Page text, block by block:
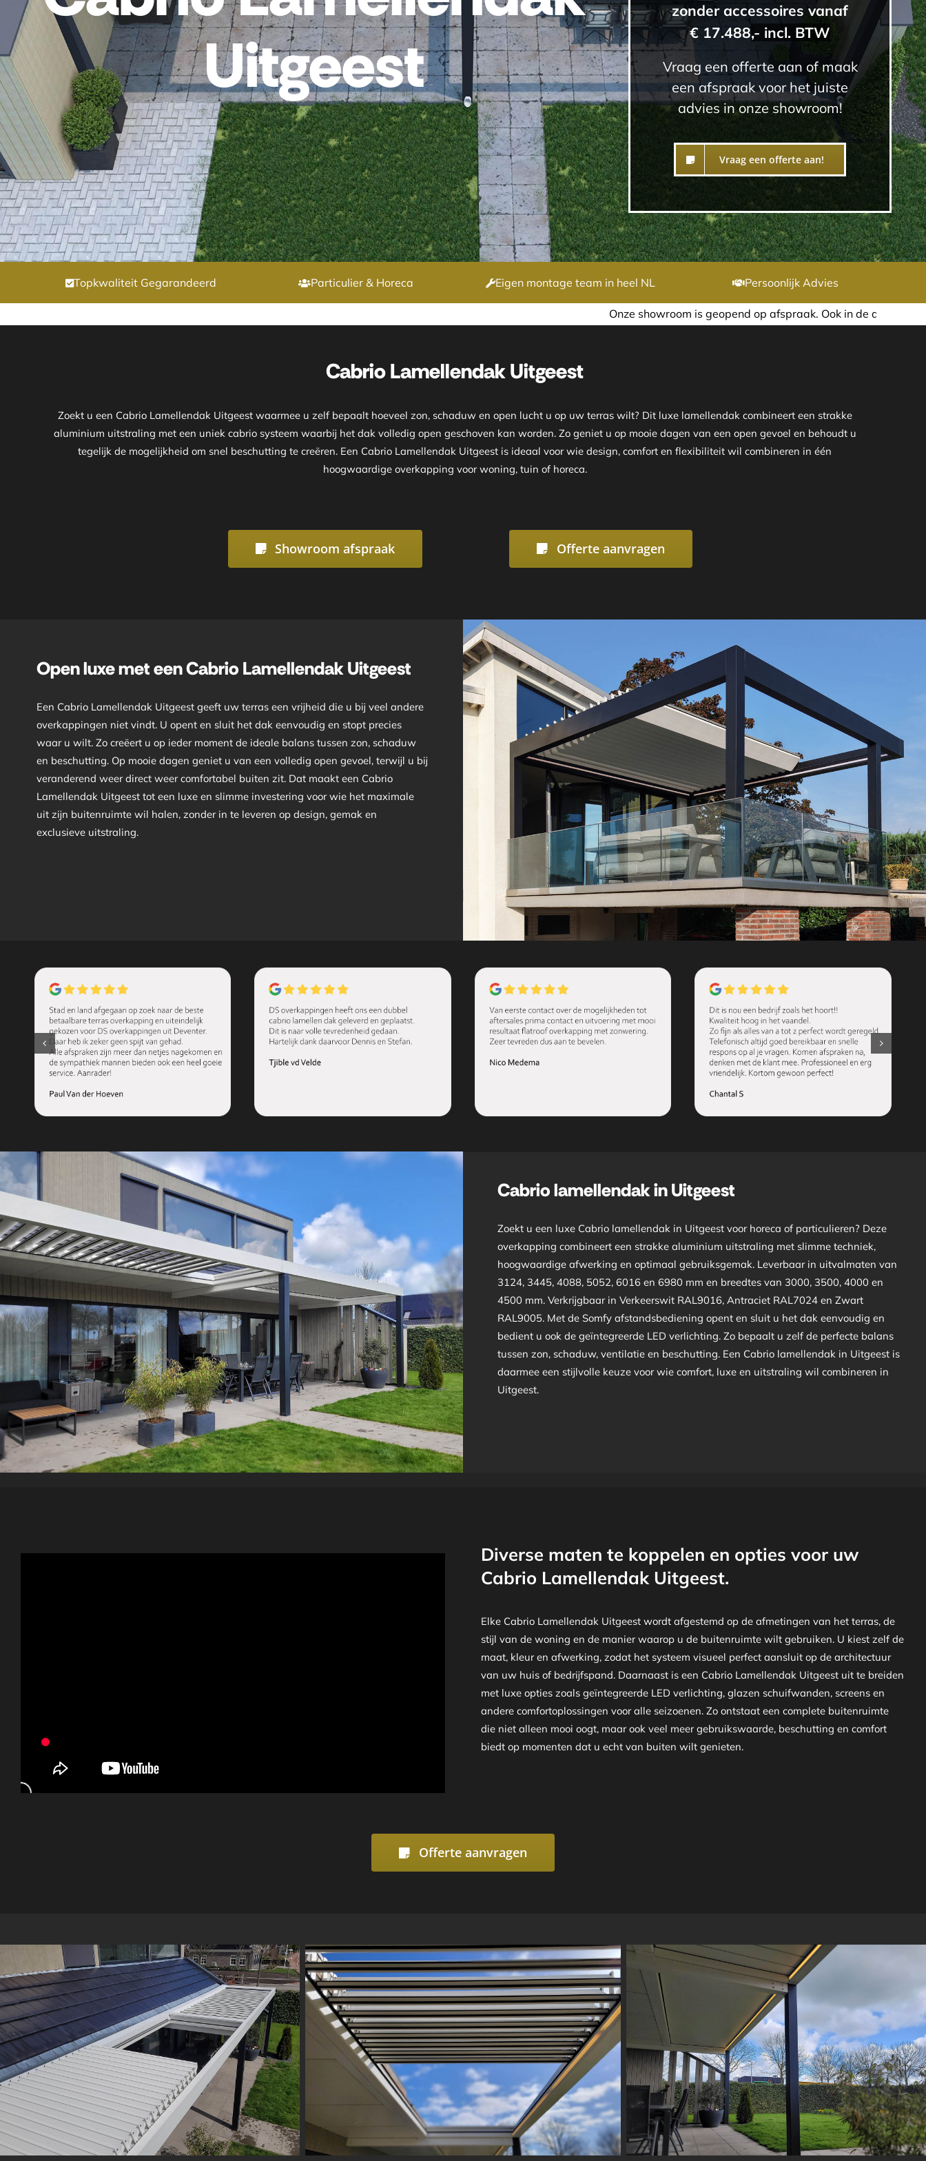
Uitgeest
zonder accessoires vanaf
€ 17.488,- incl. BTW
Vraag een offerte aan of maak
een afspraak voor het juiste
advies in onze showroom!
Vraag een offerte aan!
Topkwaliteit Gegarandeerd Particulier & Horeca Eigen montage team in heel NL Persoonlijk Advies
Onze showroom is geopend op afspraak. Ook in de avond of in het weekend nemen wij graag
Cabrio Lamellendak Uitgeest
Zoekt u een Cabrio Lamellendak Uitgeest waarmee u zelf bepaalt hoeveel zon, schaduw en open lucht u op uw terras wilt? Dit luxe lamellendak combineert een strakke
aluminium uitstraling met een uniek cabrio systeem waarbij het dak volledig open geschoven kan worden. Zo geniet u op mooie dagen van een open gevoel en behoudt u
tegelijk de mogelijkheid om snel beschutting te creëren. Een Cabrio Lamellendak Uitgeest is ideaal voor wie design, comfort en flexibiliteit wil combineren in één
hoogwaardige overkapping voor woning, tuin of horeca.
Showroom afspraak Offerte aanvragen
Open luxe met een Cabrio Lamellendak Uitgeest
Een Cabrio Lamellendak Uitgeest geeft uw terras een vrijheid die u bij veel andere
overkappingen niet vindt. U opent en sluit het dak eenvoudig en stopt precies
waar u wilt. Zo creëert u op ieder moment de ideale balans tussen zon, schaduw
en beschutting. Op mooie dagen geniet u van een volledig open gevoel, terwijl u bij
veranderend weer direct weer comfortabel buiten zit. Dat maakt een Cabrio
Lamellendak Uitgeest tot een luxe en slimme investering voor wie het maximale
uit zijn buitenruimte wil halen, zonder in te leveren op design, gemak en
exclusieve uitstraling.
Cabrio lamellendak in Uitgeest
Zoekt u een luxe Cabrio lamellendak in Uitgeest voor horeca of particulieren? Deze
overkapping combineert een strakke aluminium uitstraling met slimme techniek,
hoogwaardige afwerking en optimaal gebruiksgemak. Leverbaar in uitvalmaten van
3124, 3445, 4088, 5052, 6016 en 6980 mm en breedtes van 3000, 3500, 4000 en
4500 mm. Verkrijgbaar in Verkeerswit RAL9016, Antraciet RAL7024 en Zwart
RAL9005. Met de Somfy afstandsbediening opent en sluit u het dak eenvoudig en
bedient u ook de geïntegreerde LED verlichting. Zo bepaalt u zelf de perfecte balans
tussen zon, schaduw, ventilatie en beschutting. Een Cabrio lamellendak in Uitgeest is
daarmee een stijlvolle keuze voor wie comfort, luxe en uitstraling wil combineren in
Uitgeest.
Diverse maten te koppelen en opties voor uw
Cabrio Lamellendak Uitgeest.
Elke Cabrio Lamellendak Uitgeest wordt afgestemd op de afmetingen van het terras, de
stijl van de woning en de manier waarop u de buitenruimte wilt gebruiken. U kiest zelf de
maat, kleur en afwerking, zodat het systeem visueel perfect aansluit op de architectuur
van uw huis of bedrijfspand. Daarnaast is een Cabrio Lamellendak Uitgeest uit te breiden
met luxe opties zoals geïntegreerde LED verlichting, glazen schuifwanden, screens en
andere comfortoplossingen voor alle seizoenen. Zo ontstaat een complete buitenruimte
die niet alleen mooi oogt, maar ook veel meer gebruikswaarde, beschutting en comfort
biedt op momenten dat u echt van buiten wilt genieten.
Offerte aanvragen